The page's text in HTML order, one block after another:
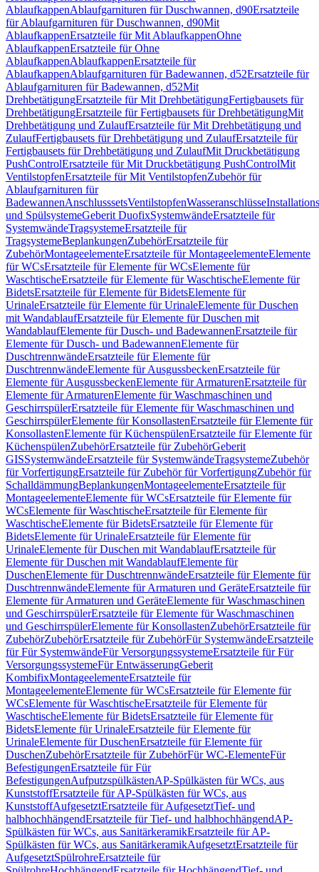
AblaufkappenAblaufgarnituren für Duschwannen, d90Ersatzteile
für Ablaufgarnituren für Duschwannen, d90Mit
AblaufkappenErsatzteile für Mit AblaufkappenOhne
AblaufkappenErsatzteile für Ohne
AblaufkappenAblaufkappenErsatzteile für
AblaufkappenAblaufgarnituren für Badewannen, d52Ersatzteile für
Ablaufgarnituren für Badewannen, d52Mit
DrehbetätigungErsatzteile für Mit DrehbetätigungFertigbausets für
DrehbetätigungErsatzteile für Fertigbausets für DrehbetätigungMit
Drehbetätigung und ZulaufErsatzteile für Mit Drehbetätigung und
ZulaufFertigbausets für Drehbetätigung und ZulaufErsatzteile für
Fertigbausets für Drehbetätigung und ZulaufMit Druckbetätigung
PushControlErsatzteile für Mit Druckbetätigung PushControlMit
VentilstopfenErsatzteile für Mit VentilstopfenZubehör für
Ablaufgarnituren für
BadewannenAnschlusssetsVentilstopfenWasseranschlüsse
und SpülsystemeGeberit DuofixSystemwändeErsatzteile für
SystemwändeTragsystemeErsatzteile für
TragsystemeBeplankungenZubehörErsatzteile für
ZubehörMontageelementeErsatzteile für MontageelementeElemente
für WCsErsatzteile für Elemente für WCsElemente für
WaschtischeErsatzteile für Elemente für WaschtischeElemente für
BidetsErsatzteile für Elemente für BidetsElemente für
UrinaleErsatzteile für Elemente für UrinaleElemente für Duschen
mit WandablaufErsatzteile für Elemente für Duschen mit
WandablaufElemente für Dusch- und BadewannenErsatzteile für
Elemente für Dusch- und BadewannenElemente für
DuschtrennwändeErsatzteile für Elemente für
DuschtrennwändeElemente für AusgussbeckenErsatzteile für
Elemente für AusgussbeckenElemente für ArmaturenErsatzteile für
Elemente für ArmaturenElemente für Waschmaschinen und
GeschirrspülerErsatzteile für Elemente für Waschmaschinen und
GeschirrspülerElemente für KonsollastenErsatzteile für Elemente für
KonsollastenElemente für KüchenspülenErsatzteile für Elemente für
KüchenspülenZubehörErsatzteile für ZubehörGeberit
GISSystemwändeErsatzteile für SystemwändeTragsystemeZubehör
für VorfertigungErsatzteile für Zubehör für VorfertigungZubehör für
SchalldämmungBeplankungenMontageelementeErsatzteile für
MontageelementeElemente für WCsErsatzteile für Elemente für
WCsElemente für WaschtischeErsatzteile für Elemente für
WaschtischeElemente für BidetsErsatzteile für Elemente für
BidetsElemente für UrinaleErsatzteile für Elemente für
UrinaleElemente für Duschen mit WandablaufErsatzteile für
Elemente für Duschen mit WandablaufElemente für
DuschenElemente für DuschtrennwändeErsatzteile für Elemente für
DuschtrennwändeElemente für Armaturen und GeräteErsatzteile für
Elemente für Armaturen und GeräteElemente für Waschmaschinen
und GeschirrspülerErsatzteile für Elemente für Waschmaschinen
und GeschirrspülerElemente für KonsollastenZubehörErsatzteile für
ZubehörZubehörErsatzteile für ZubehörFür SystemwändeErsatzteile
für Für SystemwändeFür VersorgungssystemeErsatzteile für Für
VersorgungssystemeFür EntwässerungGeberit
KombifixMontageelementeErsatzteile für
MontageelementeElemente für WCsErsatzteile für Elemente für
WCsElemente für WaschtischeErsatzteile für Elemente für
WaschtischeElemente für BidetsErsatzteile für Elemente für
BidetsElemente für UrinaleErsatzteile für Elemente für
UrinaleElemente für DuschenErsatzteile für Elemente für
DuschenZubehörErsatzteile für ZubehörFür WC-ElementeFür
BefestigungenErsatzteile für Für
BefestigungenAufputzspülkästenAP-Spülkästen für WCs, aus
KunststoffErsatzteile für AP-Spülkästen für WCs, aus
KunststoffAufgesetztErsatzteile für AufgesetztTief- und
halbhochhängendErsatzteile für Tief- und halbhochhängendAP-
Spülkästen für WCs, aus SanitärkeramikErsatzteile für AP-
Spülkästen für WCs, aus SanitärkeramikAufgesetztErsatzteile für
AufgesetztSpülrohreErsatzteile für